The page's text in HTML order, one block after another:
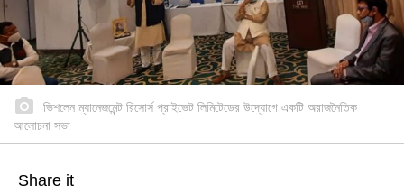
ভিশলেন ম্যানেজমেন্ট রিসোর্স প্রাইভেট লিমিটেডের উদ্যোগে একটি অরাজনৈতিক
আলোচনা সভা
Share it